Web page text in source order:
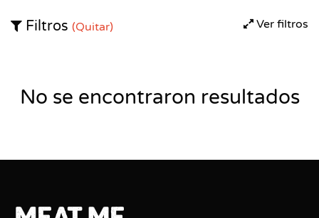
Ver filtros
Filtros (Quitar)
No se encontraron resultados